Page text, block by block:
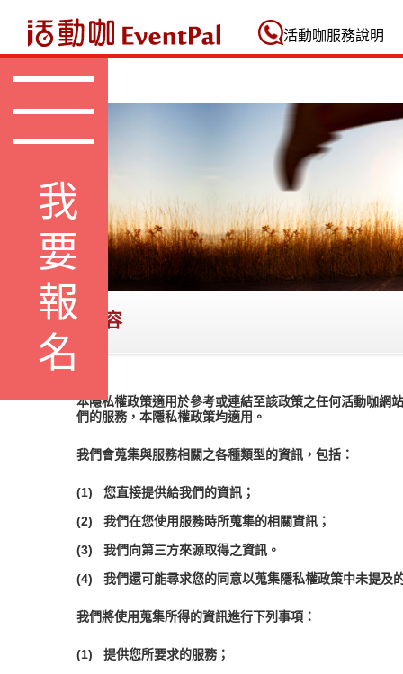
活動咖 Eventpal
活動咖服務說明
我要報名
個資權益內容
本隱私權政策適用於參考或連結至該政策之任何活動咖網
們的服務，本隱私權政策均適用。
我們會蒐集與服務相關之各種類型的資訊，包括：
(1)
您直接提供給我們的資訊；
(2)
我們在您使用服務時所蒐集的相關資訊；
(3)
我們向第三方來源取得之資訊。
(4)
我們還可能尋求您的同意以蒐集隱私權政策中未提及
我們將使用蒐集所得的資訊進行下列事項：
(1)
提供您所要求的服務；